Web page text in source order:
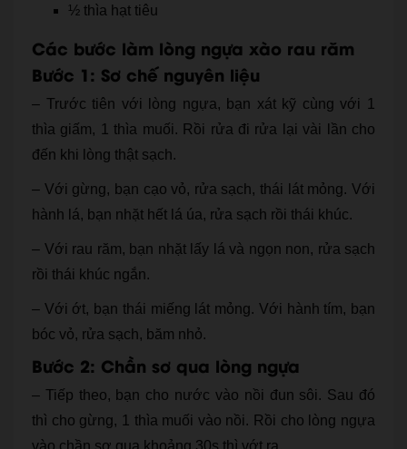
½ thìa hạt tiêu
Các bước làm lòng ngựa xào rau răm
Bước 1: Sơ chế nguyên liệu
– Trước tiên với lòng ngựa, bạn xát kỹ cùng với 1
thìa giấm, 1 thìa muối. Rồi rửa đi rửa lại vài lần cho
đến khi lòng thật sạch.
– Với gừng, bạn cạo vỏ, rửa sạch, thái lát mỏng. Với
hành lá, bạn nhặt hết lá úa, rửa sạch rồi thái khúc.
– Với rau răm, bạn nhặt lấy lá và ngọn non, rửa sạch
rồi thái khúc ngắn.
– Với ớt, bạn thái miếng lát mỏng. Với hành tím, bạn
bóc vỏ, rửa sạch, băm nhỏ.
Bước 2: Chần sơ qua lòng ngựa
– Tiếp theo, bạn cho nước vào nồi đun sôi. Sau đó
thì cho gừng, 1 thìa muối vào nồi. Rồi cho lòng ngựa
vào chần sơ qua khoảng 30s thì vớt ra.